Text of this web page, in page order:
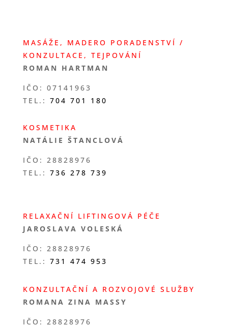
MASÁŽE, MADERO PORADENSTVÍ /
KONZULTACE, TEJPOVÁNÍ
ROMAN HARTMAN
IČO: 07141963
TEL.: 704 701 180
KOSMETIKA
NATÁLIE ŠTANCLOVÁ
IČO: 28828976
TEL.: 736 278 739
RELAXAČNÍ LIFTINGOVÁ PÉČE
JAROSLAVA VOLESKÁ
IČO: 28828976
TEL.: 731 474 953
KONZULTAČNÍ A ROZVOJOVÉ SLUŽBY
ROMANA ZINA MASSY
IČO: 28828976